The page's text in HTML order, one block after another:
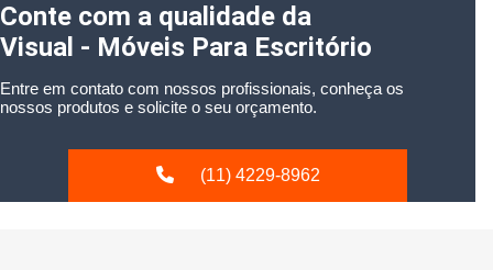
Conte com a qualidade da
Visual - Móveis Para Escritório
Entre em contato com nossos profissionais, conheça os
nossos produtos e solicite o seu orçamento.
(11) 4229-8962